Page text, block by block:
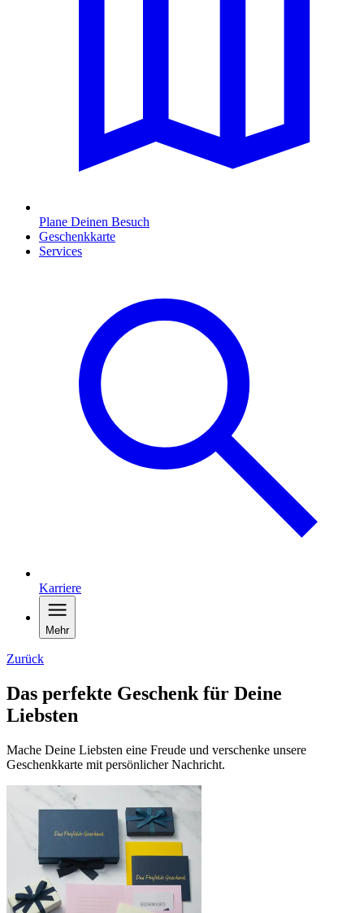
Plane Deinen Besuch
Geschenkkarte
Services
Karriere
Mehr
Zurück
Das perfekte Geschenk für Deine
Liebsten
Mache Deine Liebsten eine Freude und verschenke unsere
Geschenkkarte mit persönlicher Nachricht.